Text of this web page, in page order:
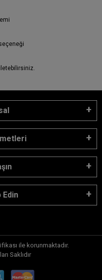
Edin
ile korunmaktadır.
Saklıdır